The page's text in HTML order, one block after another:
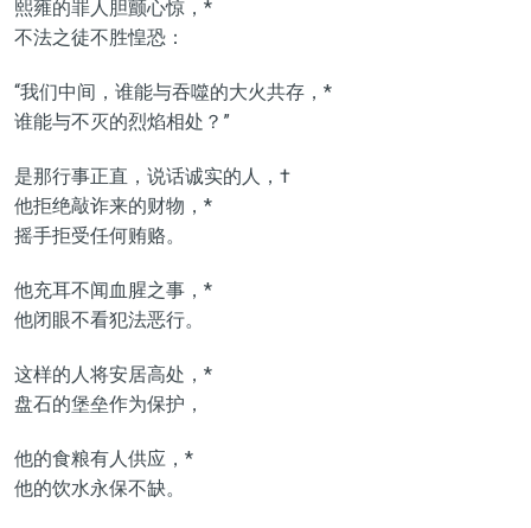
熙雍的罪人胆颤心惊，*
不法之徒不胜惶恐：
“我们中间，谁能与吞噬的大火共存，*
谁能与不灭的烈焰相处？”
是那行事正直，说话诚实的人，†
他拒绝敲诈来的财物，*
摇手拒受任何贿赂。
他充耳不闻血腥之事，*
他闭眼不看犯法恶行。
这样的人将安居高处，*
盘石的堡垒作为保护，
他的食粮有人供应，*
他的饮水永保不缺。